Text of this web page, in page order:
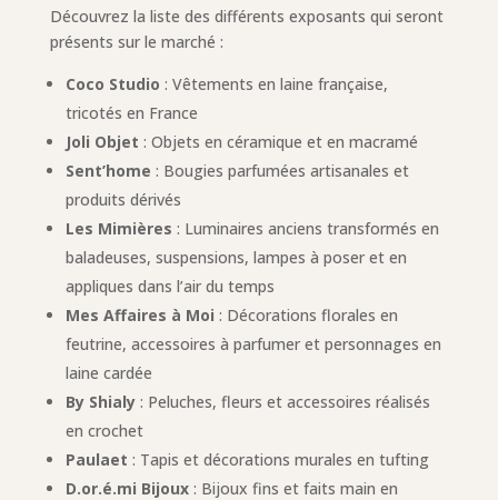
Découvrez la liste des différents exposants qui seront
présents sur le marché :
Coco Studio : Vêtements en laine française,
tricotés en France
Joli Objet : Objets en céramique et en macramé
Sent’home : Bougies parfumées artisanales et
produits dérivés
Les Mimières : Luminaires anciens transformés en
baladeuses, suspensions, lampes à poser et en
appliques dans l’air du temps
Mes Affaires à Moi : Décorations florales en
feutrine, accessoires à parfumer et personnages en
laine cardée
By Shialy: Peluches, fleurs et accessoires réalisés
en crochet
Paulaet : Tapis et décorations murales en tufting
D.or.é.mi Bijoux: Bijoux fins et faits main en